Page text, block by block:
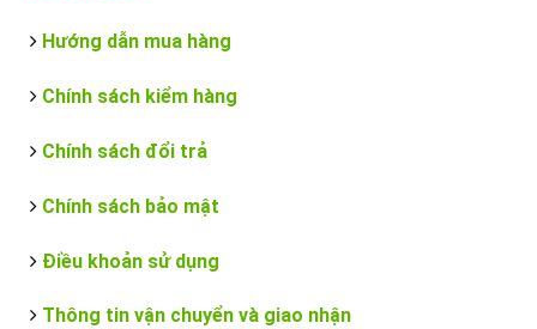
Hướng dẫn mua hàng
Chính sách kiểm hàng
Chính sách đổi trả
Chính sách bảo mật
Điều khoản sử dụng
Thông tin vận chuyển và giao nhận